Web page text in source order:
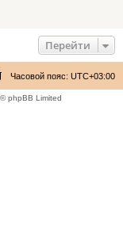
Перейти
Часовой пояс: UTC+03:00
phpBB Limited